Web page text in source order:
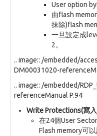
User option
由flash
抹除)flash
一旦設定成
2。
.. image:: /embedded/
DM00031020-
.. image:: /embedded/
referenceManual P.94
Write Protections(寫
在24個User
Flash memory可